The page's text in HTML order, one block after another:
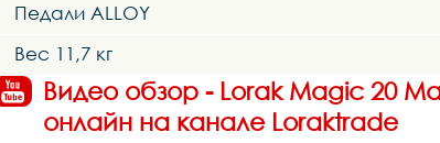
Педали ALLOY
Вес 11,7 кг
Видео обзор - Lorak Magic 20
онлайн на канале Loraktrade